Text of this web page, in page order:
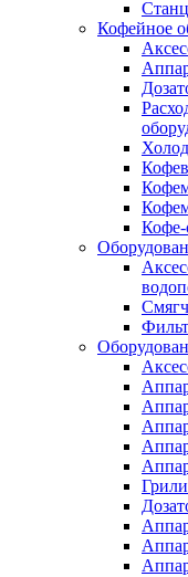
Кофейное
Кофе-